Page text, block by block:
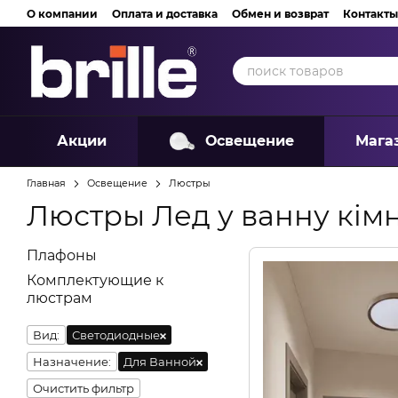
Перейти к основному контенту
О компании Оплата и доставка Обмен и возврат Контакты
Акции Освещение
Главная Освещение Люстры
Люстры Лед у ванну
Плафоны
Комплектующие к
люстрам
Вид:
Светодиодные
Назначение:
Для Ванной
Очистить фильтр